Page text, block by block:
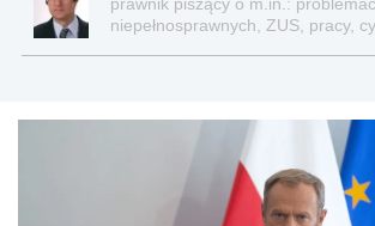
niepełnosprawnych, ZUS, pracy,